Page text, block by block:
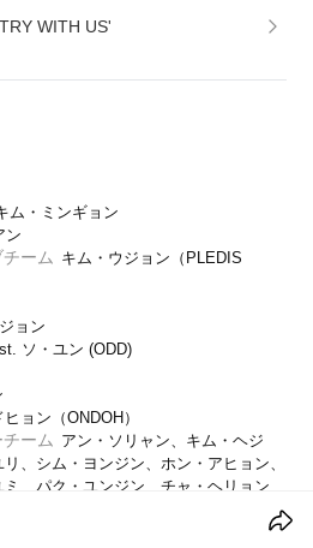
WITH US'
ム・ミンギョン
ン
ーム キム・ウジョン（PLEDIS
ョン
ソ・ユン (ODD)
ョン（ONDOH）
ーム アン・ソリャン、キム・ヘジ
、シム・ヨンジン、ホン・アヒョン、
、パク・ユンジン、チャ・ヘリョン、